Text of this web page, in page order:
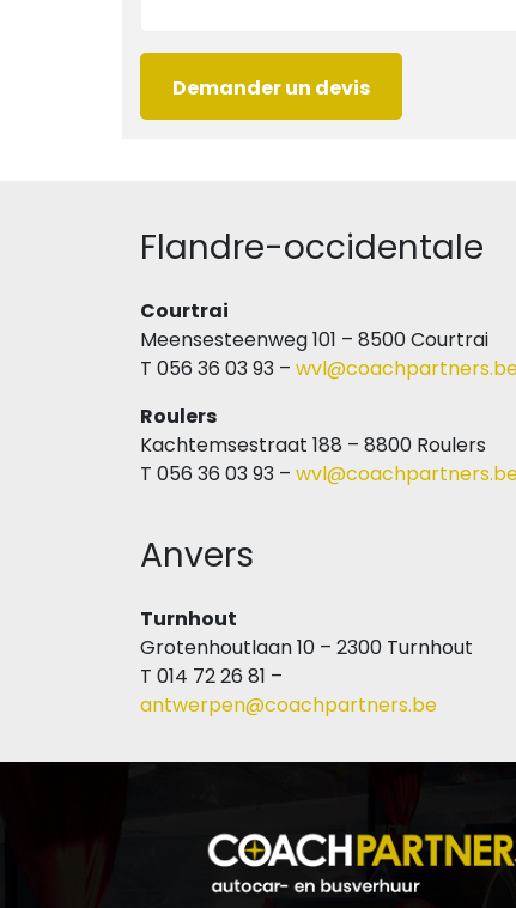
Flandre-occidentale
Courtrai
Meensesteenweg 101 – 8500 Courtrai
T 056 36 03 93 –
Roulers
Kachtemsestraat 188 – 8800 Roulers
T 056 36 03 93 –
Anvers
Turnhout
Grotenhoutlaan 10 – 2300 Turnhout
T 014 72 26 81 –
antwerpen@coachpartners.be